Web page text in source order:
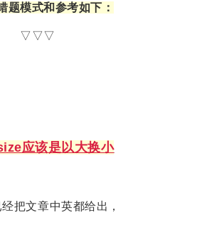
题模式和参考如下：
▽▽▽
应该是以大换小
把文章中英都给出，